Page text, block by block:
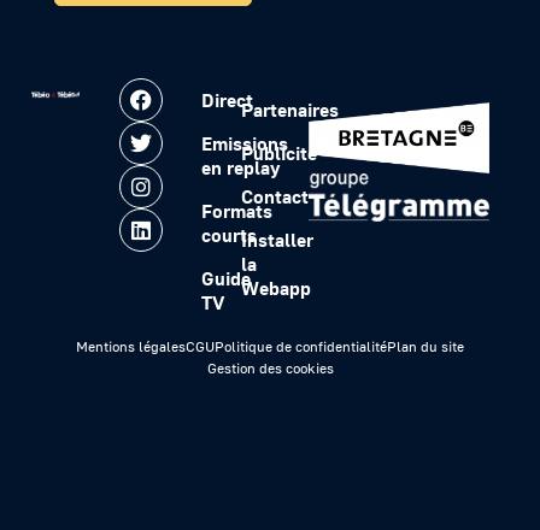
Direct
Emissions
en replay
Formats
courts
Guide
TV
Partenaires
Publicité
Contact
Installer
la
Webapp
Mentions légalesCGUPolitique de confidentialitéPlan du site
Gestion des cookies